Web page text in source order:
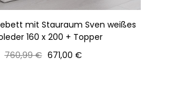
mit Stauraum Sven weißes
160 x 200 + Topper
Normaler
760,99 € Preis
671,00 €